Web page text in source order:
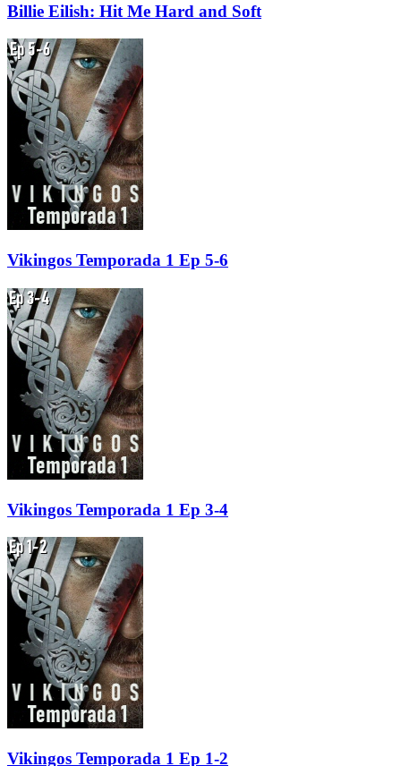
Billie Eilish: Hit Me Hard and Soft
Vikingos Temporada 1 Ep 5-6
Vikingos Temporada 1 Ep 3-4
Vikingos Temporada 1 Ep 1-2